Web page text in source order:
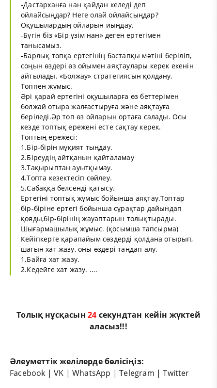
-Дастарханға нан қайдан келеді деп
ойлайсыңдар? Неге олай ойлайсыңдар?
Оқушылардың ойларын иыңдау.
-Бүгін біз «Бір үзім нан» деген ертегімен
танысамыз.
-Барлық топқа ертегінің бастапқы мәтіні беріліп,
соңын өздері өз ойымен аяқтаулары керек екенін
айтылады. «Болжау» стратегиясын қолдану.
Топпен жұмыс.
Әрі қарай ертегіні оқушыларға өз беттерімен
болжай отыра жалғастыруға және аяқтауға
беріледі.Әр топ өз ойларын ортаға салады. Осы
кезде топтық ережені есте сақтау керек.
Топтың ережесі:
1.Бір-бірін мұқият тыңдау.
2.Біреудің айтқанын қайталамау
3.Тақырыптан ауытқымау.
4.Топта кезектесіп сөйлеу.
5.Сабаққа белсенді қатысу.
Ертегіні топтық жұмыс бойынша аяқтау.Топтар
бір-біріне ертегі бойынша сұрақтар дайындап
қояды,бір-бірінің жауаптарын толықтырады.
Шығармашылық жұмыс. (қосымша тапсырма)
Кейіпкерге қарапайым сөздерді қолдана отырып,
шағын хат жазу, оны өздері таңдап алу.
1.Байға хат жазу.
2.Кедейге хат жазу. ....
Толық нұсқасын23 секундтан кейін жүктей
аласыз!!!
Әлеуметтік желілерде бөлісіңіз:
Facebook |VK |WhatsApp |Telegram |Twitter